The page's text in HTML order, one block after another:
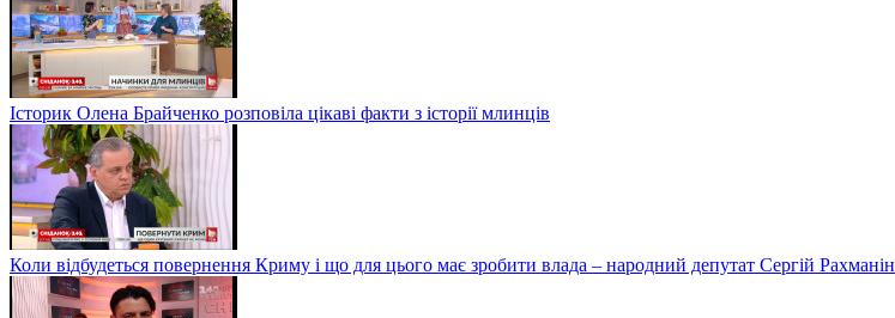
Історик Олена Брайченко розповіла цікаві факти з історії млинців
Коли відбудеться повернення Криму і що для цього має зробити влада – народний депутат Сергій Рахманін